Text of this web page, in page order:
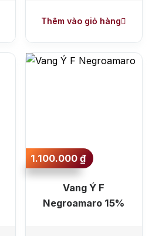
Thêm vào giỏ hàng
1.100.000₫
Vang Ý F
Negroamaro 15%